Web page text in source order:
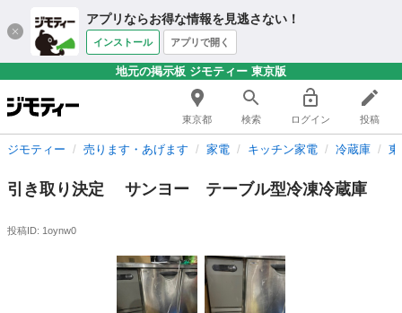
アプリならお得な情報を見逃さない！
インストール アプリで開く
地元の掲示板 ジモティー 東京版
東京都 検索 ログイン 投稿
ジモティー 売ります・あげます 家電 キッチン家電 冷蔵庫
引き取り決定 サンヨー テーブル型冷凍冷蔵庫
投稿ID: 1oynw0